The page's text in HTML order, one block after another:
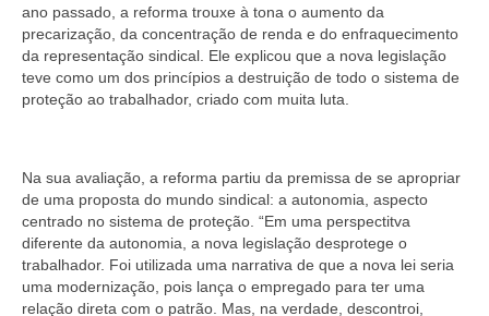
ano passado, a reforma trouxe à tona o aumento da
precarização, da concentração de renda e do enfraquecimento
da representação sindical. Ele explicou que a nova legislação
teve como um dos princípios a destruição de todo o sistema de
proteção ao trabalhador, criado com muita luta.
Na sua avaliação, a reforma partiu da premissa de se apropriar
de uma proposta do mundo sindical: a autonomia, aspecto
centrado no sistema de proteção. “Em uma perspectitva
diferente da autonomia, a nova legislação desprotege o
trabalhador. Foi utilizada uma narrativa de que a nova lei seria
uma modernização, pois lança o empregado para ter uma
relação direta com o patrão. Mas, na verdade, descontroi,